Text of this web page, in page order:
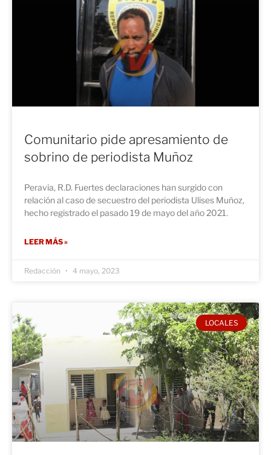
Comunitario pide apresamiento de
sobrino de periodista Muñoz
Peravia, R.D. Fuertes declaraciones han surgido con
relación al caso de secuestro del periodista Ulises Muñoz,
hecho registrado el pasado 19 de mayo del año 2021.
LEER MÁS »
Redacción 4 mayo, 2023
LOCALES